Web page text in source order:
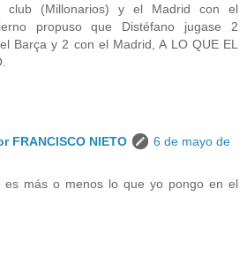
club (Millonarios) y el Madrid con el
propuso que Distéfano jugase 2
Barça y 2 con el Madrid, A LO QUE EL
FRANCISCO NIETO
6 de mayo de
es más o menos lo que yo pongo en el